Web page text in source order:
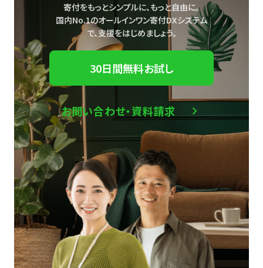
寄付をもっとシンプルに、もっと自由に。
国内No.1のオールインワン寄付DXシステム
で、支援をはじめましょう。
30日間無料お試し
お問い合わせ・資料請求